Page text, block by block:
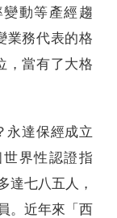
動等產經趨
業務代表的格
，當有了大格
永達保經成立
界性認證指
達七八五人，
。近年來「西